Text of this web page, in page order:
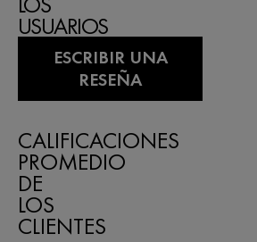
USUARIOS
ESCRIBIR UNA
RESEÑA
CALIFICACIONES
PROMEDIO
DE
LOS
CLIENTES